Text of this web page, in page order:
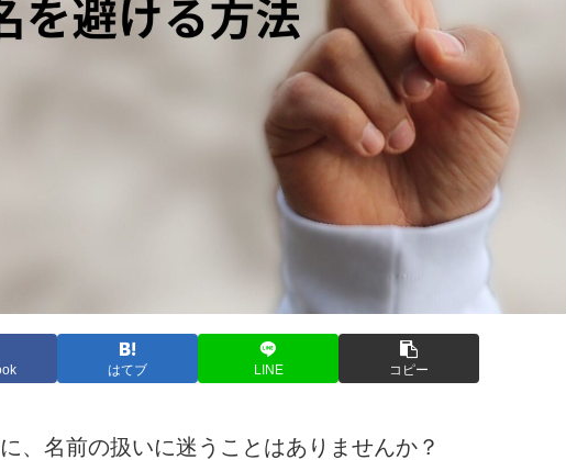
はてブ LINE コピー
、名前の扱いに迷うことはありませんか？